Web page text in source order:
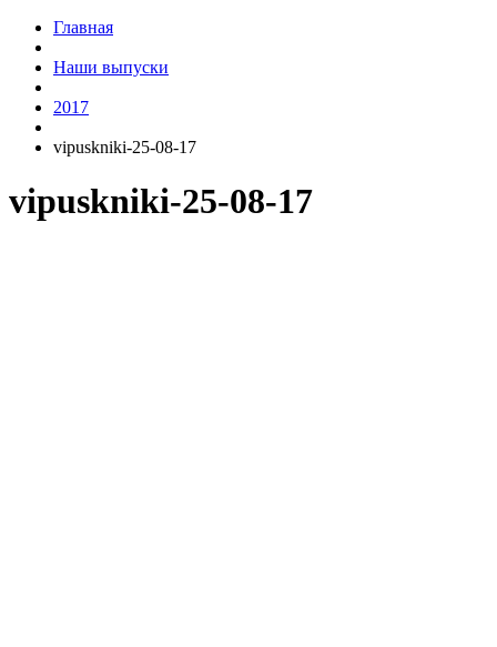
Главная
Наши выпуски
2017
vipuskniki-25-08-17
vipuskniki-25-08-17